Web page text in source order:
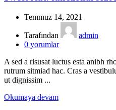
Temmuz 14, 2021
Tarafından
admin
0 yorumlar
A sed a risusat luctus esta anibh
rutrum sitmiad hac. Cras a
ut dignissim ...
Okumaya devam